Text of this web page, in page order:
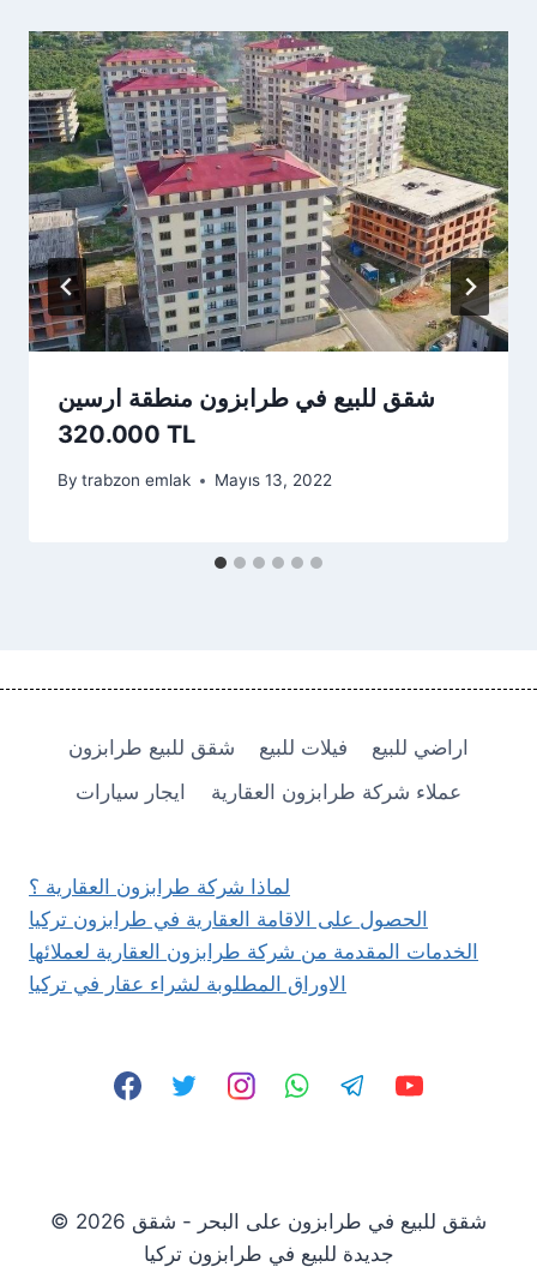
شقق للبيع في طرابزون منطقة ارسين
320.000 TL
By trabzon emlak Mayıs 13, 2022
شقق للبيع طرابزون فيلات للبيع
اراضي للبيع
ايجار سيارات
عملاء شركة طرابزون العقارية
لماذا شركة طرابزون العقارية ؟
الحصول على الاقامة العقارية في طرابزون تركيا
الخدمات المقدمة من شركة طرابزون العقارية لعملائها
الاوراق المطلوبة لشراء عقار في تركيا
© 2026 شقق للبيع في طرابزون على البحر - شقق
جديدة للبيع في طرابزون تركيا